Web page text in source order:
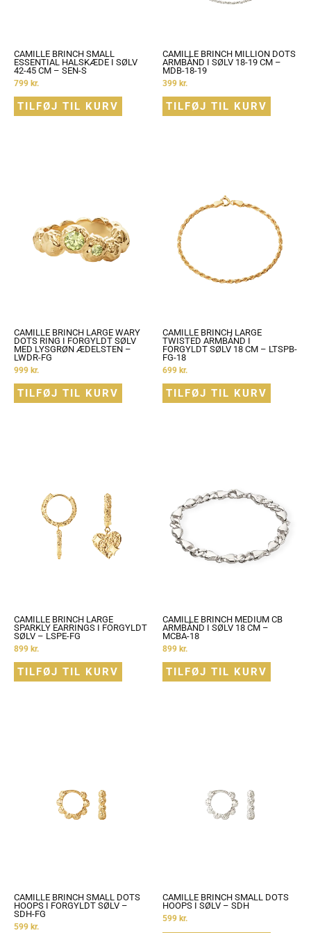
CAMILLE BRINCH SMALL
ESSENTIAL HALSKÆDE I SØLV
42-45 CM – SEN-S
799 kr.
TILFØJ TIL KURV
CAMILLE BRINCH MILLION DOTS
ARMBÅND I SØLV 18-19 CM –
MDB-18-19
399 kr.
TILFØJ TIL KURV
CAMILLE BRINCH LARGE WARY
DOTS RING I FORGYLDT SØLV
MED LYSGRØN ÆDELSTEN –
LWDR-FG
999 kr.
TILFØJ TIL KURV
CAMILLE BRINCH LARGE
TWISTED ARMBÅND I
FORGYLDT SØLV 18 CM – LTSPB-
FG-18
699 kr.
TILFØJ TIL KURV
CAMILLE BRINCH LARGE
SPARKLY EARRINGS I FORGYLDT
SØLV – LSPE-FG
899 kr.
TILFØJ TIL KURV
CAMILLE BRINCH MEDIUM CB
ARMBÅND I SØLV 18 CM –
MCBA-18
899 kr.
TILFØJ TIL KURV
CAMILLE BRINCH SMALL DOTS
HOOPS I FORGYLDT SØLV –
SDH-FG
599 kr.
CAMILLE BRINCH SMALL DOTS
HOOPS I SØLV – SDH
599 kr.